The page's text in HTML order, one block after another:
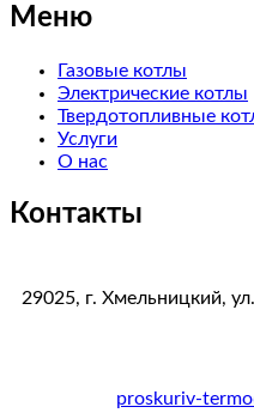
Меню
Газовые котлы
Электрические котлы
Твердотопливные
Услуги
О нас
Контакты
29025, г. Хмельницкий,
proskuriv-